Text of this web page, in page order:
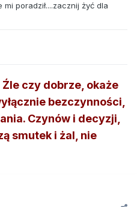
poradził....zacznij żyć dla
czy dobrze, okaże
bezczynności,
Czynów i decyzji,
smutek i żal, nie